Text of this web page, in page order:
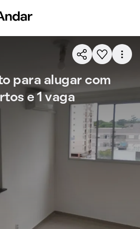
para alugar com
e 1 vaga